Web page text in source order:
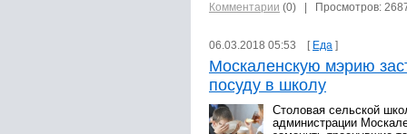
Комментарии (0) | Просмотров:
06.03.2018 05:53 [ Еда ]
Москаленскую мэрию
посуду в школу
Столовая сельской
администрации